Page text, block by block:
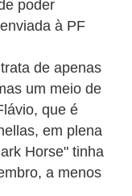
poder
à PF
de apenas
um meio de
que é
em plena
Horse" tinha
a menos